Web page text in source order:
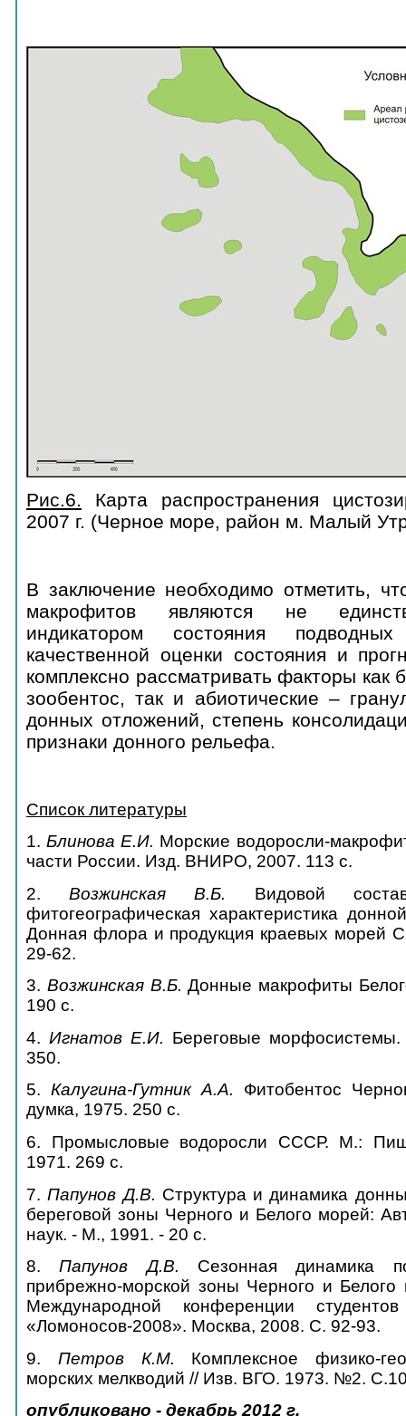
Рис.6. Карта распространения
2007 г. (Черное море, район м. Малый
В заключение необходимо отметить,
макрофитов являются не
индикатором состояния
качественной оценки состояния и
комплексно рассматривать факторы как
зообентос, так и абиотические –
донных отложений, степень
признаки донного рельефа.
Список литературы
1.Блинова Е.И. Морские водоросли-
части России. Изд. ВНИРО, 2007. 113 с.
2.Возжинская В.Б.
Видовой
фитогеографическая характеристика
Донная флора и продукция краевых морей
29-62.
3. Возжинская В.Б. Донные макрофиты
190 с.
4. Игнатов Е.И. Береговые
350.
5. Калугина-Гутник А.А. Фитобентос
думка, 1975. 250 с.
6. Промысловые водоросли СССР. М.:
1971. 269 с.
7.Папунов Д.В. Структура и динамика
береговой зоны Черного и Белого морей:
наук. - М., 1991. - 20 с.
8.Папунов Д.В. Сезонная динамика
прибрежно-морской зоны Черного и
Международной конференции
«Ломоносов-2008». Москва, 2008. С. 92-93.
9. Петров К.М. Комплексное физико-
морских мелкводий // Изв. ВГО. 1973. №2.
опубликовано - декабрь 2012 г.